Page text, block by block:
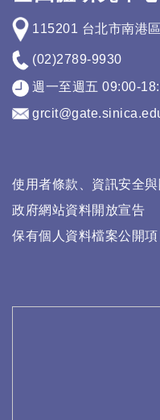
115201 台北市南港
(02)2789-9930
週一至週五 09:00-
使用者條款、資訊安全
政府網站資料開放宣告
保有個人資料檔案公開